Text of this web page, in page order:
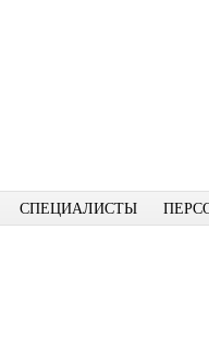
СПЕЦИАЛИСТЫ